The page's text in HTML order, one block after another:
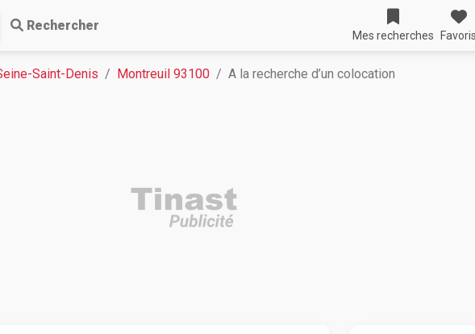
Rechercher
Mes recherches Favoris
Saint-Denis Montreuil 93100 A la recherche d’un colocation